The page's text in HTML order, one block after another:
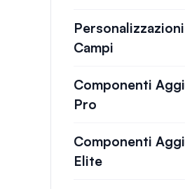
Campi
Componenti
Pro
Componenti
Elite